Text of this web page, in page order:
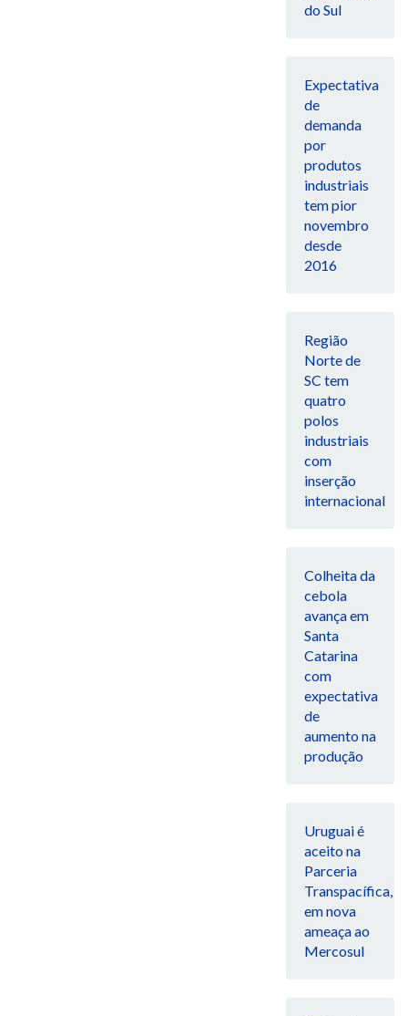
do Sul
Expectativa
de
demanda
por
produtos
industriais
tem pior
novembro
desde
2016
Região
Norte de
SC tem
quatro
polos
industriais
com
inserção
internacional
Colheita da
cebola
avança em
Santa
Catarina
com
expectativa
de
aumento na
produção
Uruguai é
aceito na
Parceria
Transpacífica,
em nova
ameaça ao
Mercosul